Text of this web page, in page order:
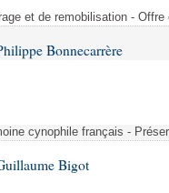
et de remobilisation -
Bonnecarrère
cynophile français -
Bigot